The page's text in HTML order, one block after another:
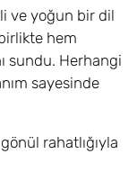
ve yoğun bir dil
hem
sundu. Herhangi
sayesinde
rahatlığıyla